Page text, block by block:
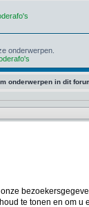
onderwerpen.
onderwerpen in dit
Mij deze sessie niet
te tonen en om u